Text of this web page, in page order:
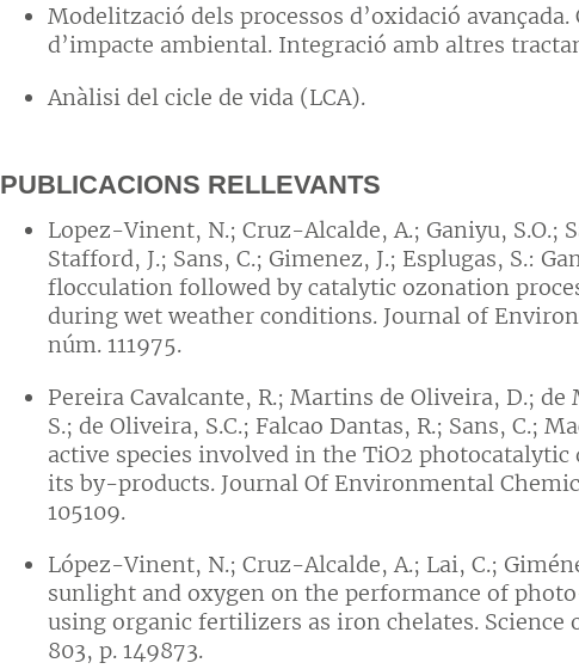
Modelització dels processos d’oxidació
d’impacte ambiental. Integració amb altres
Anàlisi del cicle de vida (LCA).
PUBLICACIONS RELLEVANTS
Lopez-Vinent, N.; Cruz-Alcalde, A.; Ganiyu, S.O.;
Stafford, J.; Sans, C.; Gimenez, J.; Esplugas, S.:
flocculation followed by catalytic ozonation
during wet weather conditions. Journal of
núm. 111975.
Pereira Cavalcante, R.; Martins de Oliveira, D.; de
S.; de Oliveira, S.C.; Falcao Dantas, R.; Sans, C.;
active species involved in the TiO2
its by-products. Journal Of Environmental
105109.
López-Vinent, N.; Cruz-Alcalde, A.; Lai, C.;
sunlight and oxygen on the performance of
using organic fertilizers as iron chelates.
803, p. 149873.